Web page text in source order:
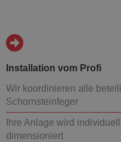
Installation vom Profi
Wir koordinieren alle
Schornsteinfeger
Ihre Anlage wird
dimensioniert